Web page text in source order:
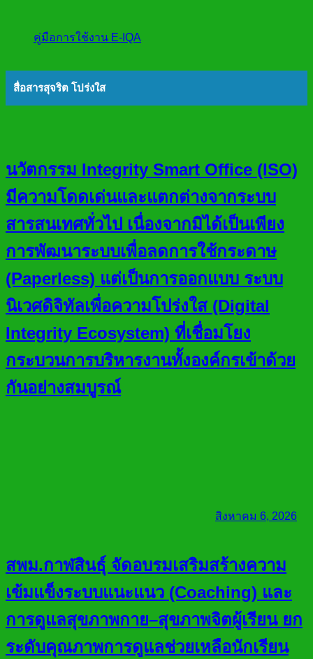
คู่มือการใช้งาน E-IQA
สื่อสารสุจริต โปร่งใส
นวัตกรรม Integrity Smart Office (ISO)
มีความโดดเด่นและแตกต่างจากระบบ
สารสนเทศทั่วไป เนื่องจากมิได้เป็นเพียง
การพัฒนาระบบเพื่อลดการใช้กระดาษ
(Paperless) แต่เป็นการออกแบบ ระบบ
นิเวศดิจิทัลเพื่อความโปร่งใส (Digital
Integrity Ecosystem) ที่เชื่อมโยง
กระบวนการบริหารงานทั้งองค์กรเข้าด้วย
กันอย่างสมบูรณ์
สิงหาคม 6, 2026
สพม.กาฬสินธุ์ จัดอบรมเสริมสร้างความ
เข้มแข็งระบบแนะแนว (Coaching) และ
การดูแลสุขภาพกาย–สุขภาพจิตผู้เรียน ยก
ระดับคุณภาพการดูแลช่วยเหลือนักเรียน